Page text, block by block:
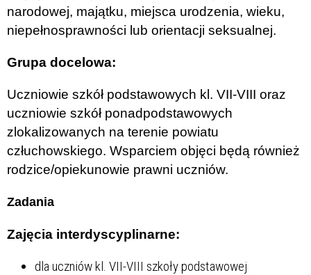
narodowej, majątku, miejsca urodzenia, wieku,
niepełnosprawności lub orientacji seksualnej.
Grupa docelowa:
Uczniowie szkół podstawowych kl. VII-VIII oraz
uczniowie szkół ponadpodstawowych
zlokalizowanych na terenie powiatu
człuchowskiego. Wsparciem objęci będą również
rodzice/opiekunowie prawni uczniów.
Zadania
Zajęcia interdyscyplinarne:
dla uczniów kl. VII-VIII szkoły podstawowej